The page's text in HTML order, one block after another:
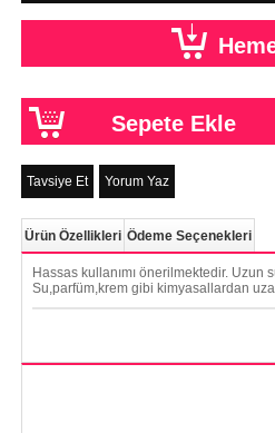
Tavsiye Et Yorum Yaz
Ürün Özellikleri Ödeme Seçenekleri
Hassas kullanımı önerilmektedir. Uzun
Su,parfüm,krem gibi kimyasallardan